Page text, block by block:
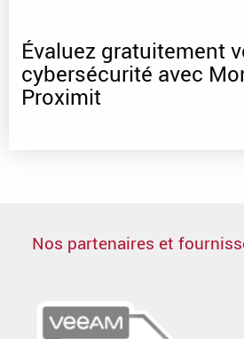
Évaluez gratuitement
cybersécurité avec
Proximit
Nos partenaires et